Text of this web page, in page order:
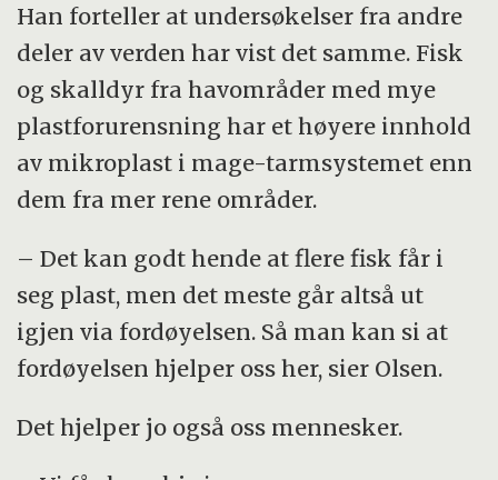
Han forteller at undersøkelser fra andre
deler av verden har vist det samme. Fisk
og skalldyr fra havområder med mye
plastforurensning har et høyere innhold
av mikroplast i mage-tarmsystemet enn
dem fra mer rene områder.
– Det kan godt hende at flere fisk får i
seg plast, men det meste går altså ut
igjen via fordøyelsen. Så man kan si at
fordøyelsen hjelper oss her, sier Olsen.
Det hjelper jo også oss mennesker.